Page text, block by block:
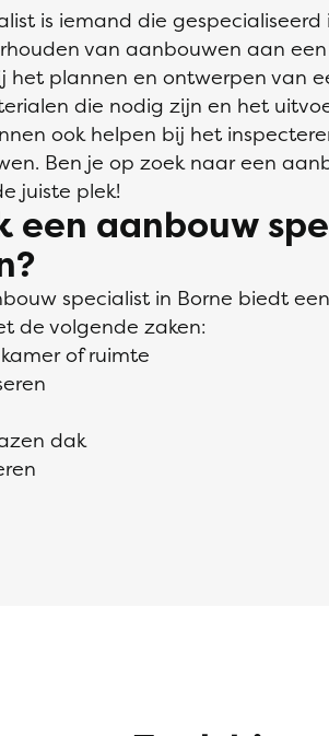
is iemand die gespecialiseerd
van aanbouwen aan
het plannen en ontwerpen van
die nodig zijn en het
ook helpen bij het
Ben je op zoek naar een
juiste plek!
een aanbouw
specialist in Borne biedt
de volgende zaken:
of ruimte
dak